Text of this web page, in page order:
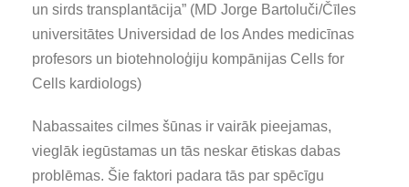
un sirds transplantācija” (MD Jorge Bartoluči/Čīles
universitātes Universidad de los Andes medicīnas
profesors un biotehnoloģiju kompānijas Cells for
Cells kardiologs)
Nabassaites cilmes šūnas ir vairāk pieejamas,
vieglāk iegūstamas un tās neskar ētiskas dabas
problēmas. Šie faktori padara tās par spēcīgu